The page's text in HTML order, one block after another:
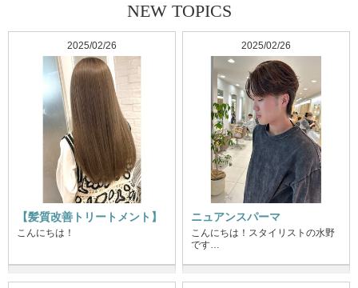
NEW TOPICS
2025/02/26
【髪質改善トリートメント】
こんにちは！
2025/02/26
ニュアンスパーマ
こんにちは！スタイリストの水野
です…